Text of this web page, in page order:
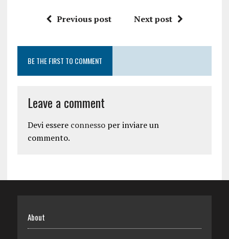
Previous post Next post
BE THE FIRST TO COMMENT
Leave a comment
Devi essere connessoper inviare un
commento.
About